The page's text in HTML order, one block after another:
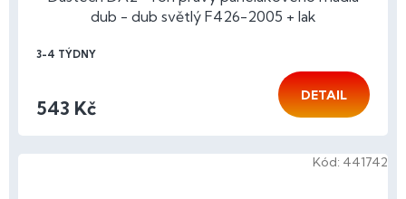
dub - dub světlý F426-2005 + lak
3-4 TÝDNY
543 Kč
DETAIL
Kód: 441742